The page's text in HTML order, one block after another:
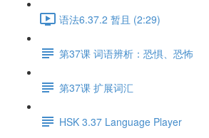
语法6.37.2 暂且 (2:29)
第37课 词语辨析：恐惧、恐怖
第37课 扩展词汇
HSK 3.37 Language Player